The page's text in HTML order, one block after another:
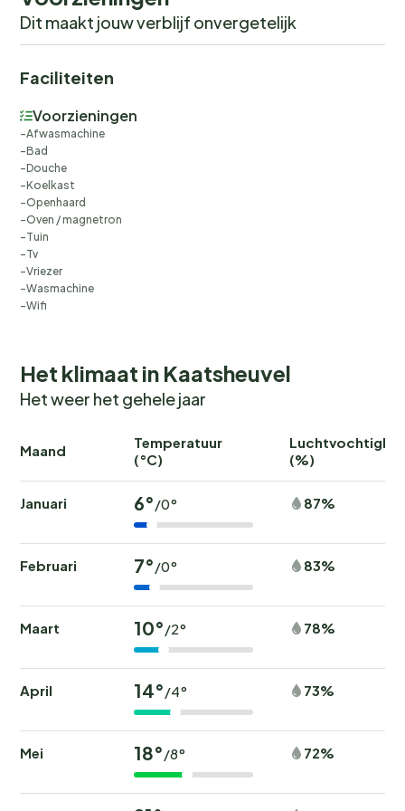
Dit maakt jouw verblijf onvergetelijk
Faciliteiten
Voorzieningen
Afwasmachine
Bad
Douche
Koelkast
Openhaard
Oven / magnetron
Tuin
Tv
Vriezer
Wasmachine
Wifi
Het klimaat in Kaatsheuvel
Het weer het gehele jaar
Maand
Temperatuur
(°C)
(%)
Januari 6° /0° 87%
Februari 7° /0° 83%
Maart 10° /2° 78%
April 14° /4° 73%
Mei 18° /8° 72%